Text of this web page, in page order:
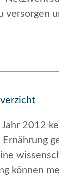
versorgen
2012
können